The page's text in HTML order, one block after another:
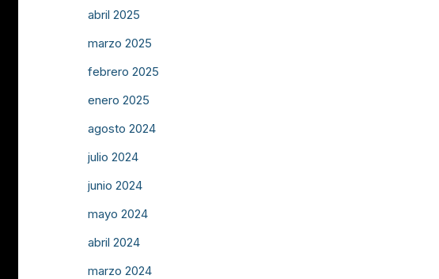
abril 2025
marzo 2025
febrero 2025
enero 2025
agosto 2024
julio 2024
junio 2024
mayo 2024
abril 2024
marzo 2024